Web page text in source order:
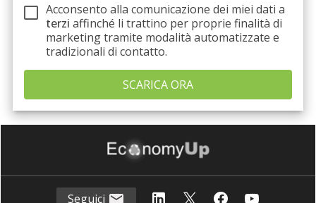
Acconsento alla comunicazione dei miei dati a
terzi affinché li trattino per proprie finalità di
marketing tramite modalità automatizzate e
tradizionali di contatto.
Seguici